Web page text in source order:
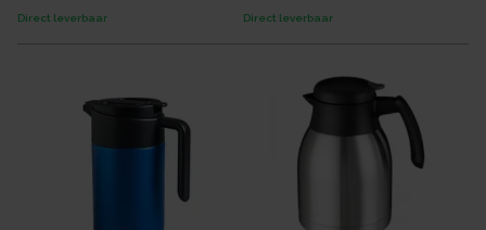
Direct leverbaar Direct leverbaar